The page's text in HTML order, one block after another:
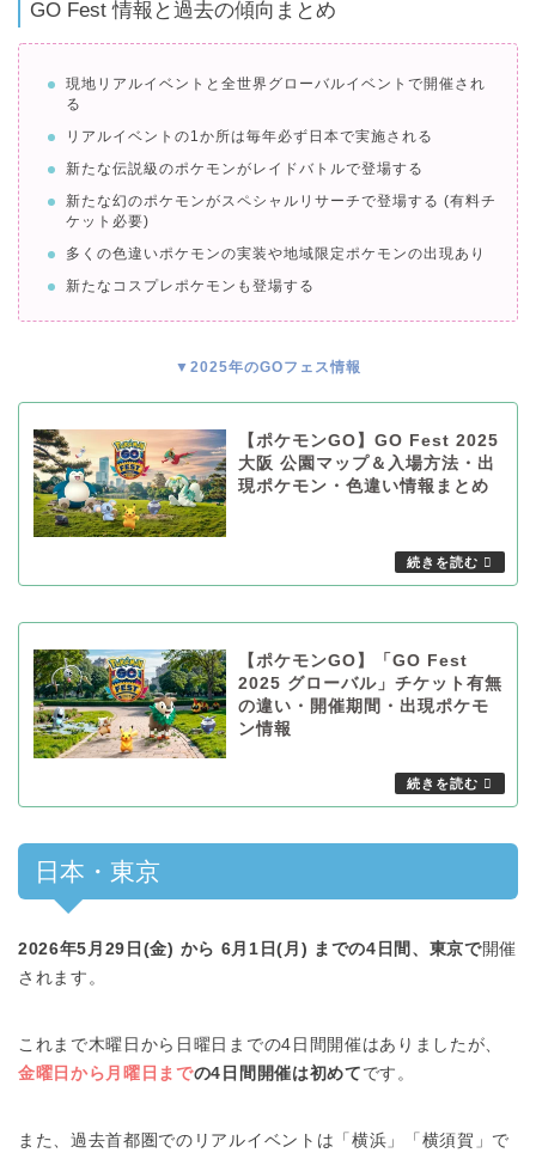
GO Fest 情報と過去の傾向まとめ
現地リアルイベントと全世界グローバルイベントで開催され
る
リアルイベントの1か所は毎年必ず日本で実施される
新たな伝説級のポケモンがレイドバトルで登場する
新たな幻のポケモンがスペシャルリサーチで登場する (有料チ
ケット必要)
多くの色違いポケモンの実装や地域限定ポケモンの出現あり
新たなコスプレポケモンも登場する
▼2025年のGOフェス情報
【ポケモンGO】GO Fest 2025
大阪 公園マップ＆入場方法・出
現ポケモン・色違い情報まとめ
【ポケモンGO】「GO Fest
2025 グローバル」チケット有無
の違い・開催期間・出現ポケモ
ン情報
日本・東京
2026年5月29日(金) から 6月1日(月) までの4日間、東京で開催
されます。
これまで木曜日から日曜日までの4日間開催はありましたが、
金曜日から月曜日までの4日間開催は初めて です。
また、過去首都圏でのリアルイベントは「横浜」「横須賀」で